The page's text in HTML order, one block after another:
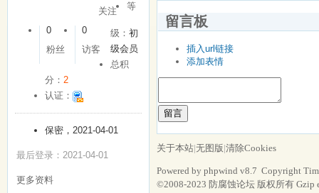
关注
0
粉丝
0
访客
等
级：初
级会员
总积
分： 2
认证：
保密，2021-04-01
最后登录：2021-04-01
更多资料
留言板
插入url链接
添加表情
留言
关于本站|无图版|清除Cookies
Powered by phpwind v8.7 Copyright
©2008-2023 防腐蚀论坛 版权所有 Gzip